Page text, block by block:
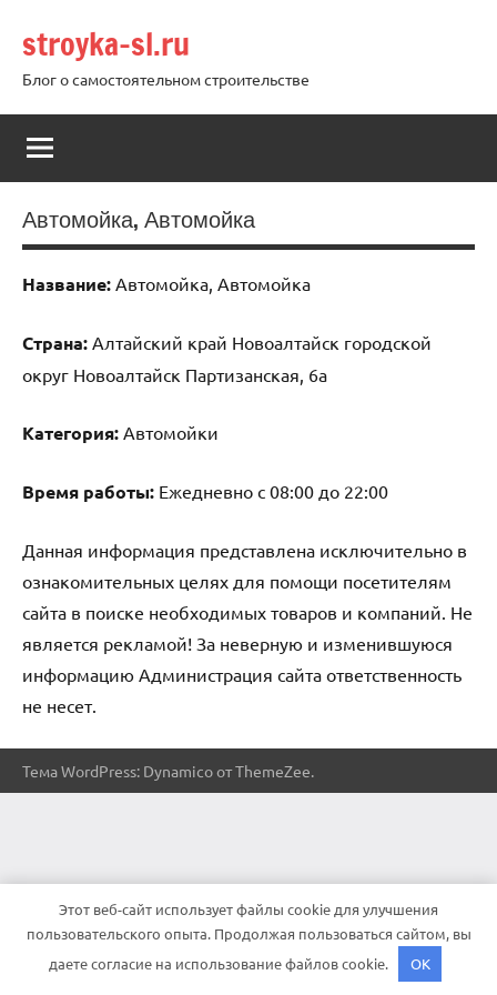
содержимому
stroyka-sl.ru
Блог о самостоятельном строительстве
Автомойка, Автомойка
Название: Автомойка, Автомойка
Страна: Алтайский край Новоалтайск городской
округ Новоалтайск Партизанская, 6а
Категория: Автомойки
Время работы: Ежедневно с 08:00 до 22:00
Данная информация представлена исключительно в
ознакомительных целях для помощи посетителям
сайта в поиске необходимых товаров и компаний. Не
является рекламой! За неверную и изменившуюся
информацию Администрация сайта ответственность
не несет.
Тема WordPress: Dynamico от ThemeZee.
Этот веб-сайт использует файлы cookie для улучшения
пользовательского опыта. Продолжая пользоваться сайтом, вы
даете согласие на использование файлов cookie.
OK